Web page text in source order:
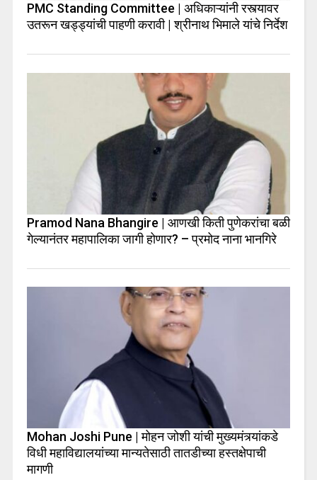
PMC Standing Committee | अधिकाऱ्यांनी रस्त्यावर
उतरून खड्ड्यांची पाहणी करावी | श्रीनाथ भिमाले यांचे निर्देश
Pramod Nana Bhangire | आणखी किती पुणेकरांचा बळी
गेल्यानंतर महापालिका जागी होणार? – प्रमोद नाना भानगिरे
Mohan Joshi Pune | मोहन जोशी यांची मुख्यमंत्र्यांकडे
विधी महाविद्यालयांच्या मान्यतेसाठी तातडीच्या हस्तक्षेपाची
मागणी